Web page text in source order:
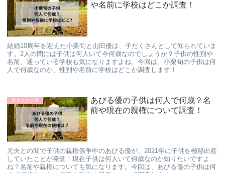
や名前に学校はどこか調査！
結婚10周年を迎えた小栗旬と山田優は、子だくさんとして知られていま
す。2人の間には子供は何人いて今何歳なのでしょうか？子供の性別や
名前、通っている学校も気になりますよね。今回は、小栗旬の子供は何
人で何歳なのか、性別や名前に学校はどこか調査します！
有名人の子供
あびる優の子供は何人で何歳？名
前や現在の親権について調査！
元夫との間で子供の親権係争中のあびる優が、2021年に子供を極秘出産
していたことが発覚！現在子供は何人いて何歳なのか知りたいですよ
ね？名前や親権についても気になります。今回は、あびる優の子供は何